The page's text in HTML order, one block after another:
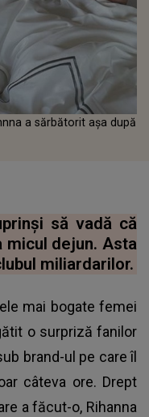
a sărbătorit așa după
să vadă că
micul dejun. Asta
miliardarilor.
mai bogate femei
o surpriză fanilor
brand-ul pe care îl
câteva ore. Drept
a făcut-o, Rihanna